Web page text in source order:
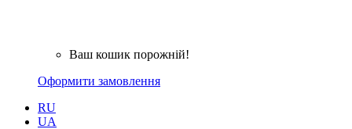
Ваш кошик порожній!
Оформити замовлення
RU
UA